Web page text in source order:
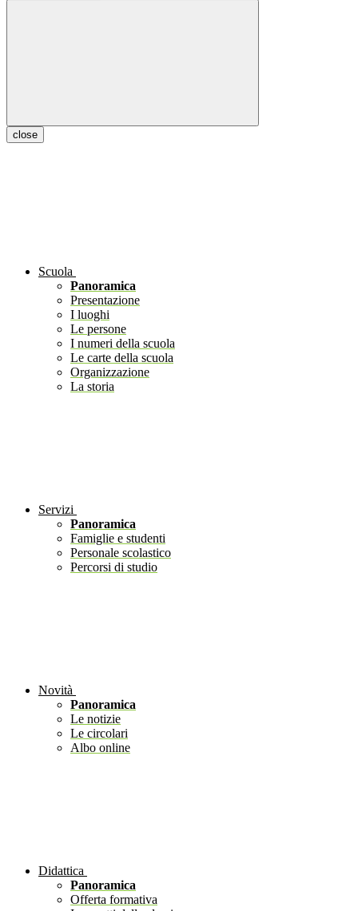
close
Scuola
Panoramica
Presentazione
I luoghi
Le persone
I numeri della scuola
Le carte della scuola
Organizzazione
La storia
Servizi
Panoramica
Famiglie e studenti
Personale scolastico
Percorsi di studio
Novità
Panoramica
Le notizie
Le circolari
Albo online
Didattica
Panoramica
Offerta formativa